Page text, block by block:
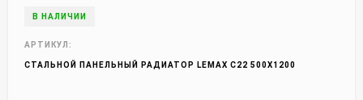
В НАЛИЧИИ
АРТИКУЛ:
СТАЛЬНОЙ ПАНЕЛЬНЫЙ РАДИАТОР LEMAX C22 500Х1200